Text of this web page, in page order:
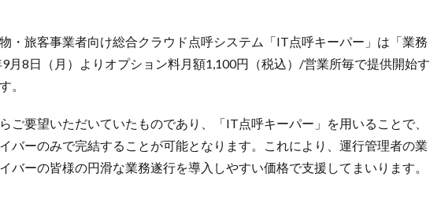
・旅客事業者向け総合クラウド点呼システム「IT点呼キーパー」は「業務
月8日（月）よりオプション料月額1,100円（税込）/営業所毎で提供開始す
。
ご要望いただいていたものであり、「IT点呼キーパー」を用いることで、
バーのみで完結することが可能となります。これにより、運行管理者の業
バーの皆様の円滑な業務遂行を導入しやすい価格で支援してまいります。